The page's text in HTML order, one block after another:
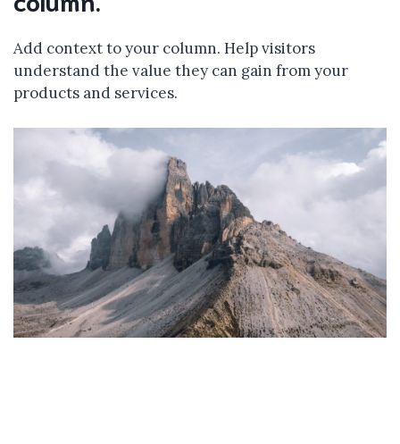
Add context to your column. Help visitors
understand the value they can gain from your
products and services.